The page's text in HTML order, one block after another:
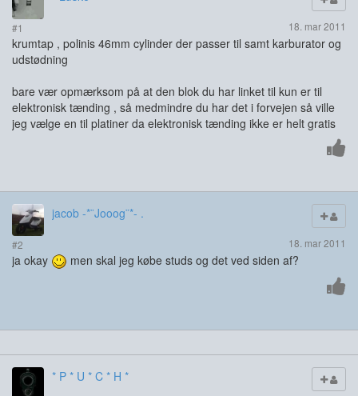
#1 18. mar 2011
krumtap , polinis 46mm cylinder der passer til samt karburator og
udstødning
bare vær opmærksom på at den blok du har linket til kun er til
elektronisk tænding , så medmindre du har det i forvejen så ville
jeg vælge en til platiner da elektronisk tænding ikke er helt gratis
jacob -*¨Jooog¨*- .
#2 18. mar 2011
ja okay men skal jeg købe studs og det ved siden af?
* P * U * C * H *